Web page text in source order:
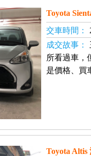
Toyota
交車時間：
成交故事：
所看過車，
是價格、買
Toyota Altis